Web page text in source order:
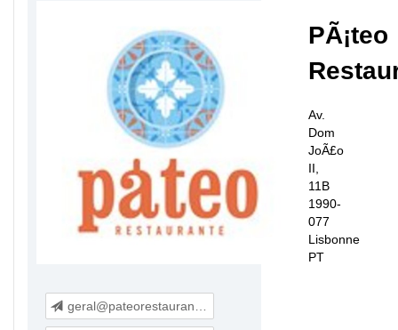
PÃ¡teo
Av.
Dom
JoÃ£o
II,
11B
1990-
077
Lisbonne
PT
geral@pateorestaurante.pt